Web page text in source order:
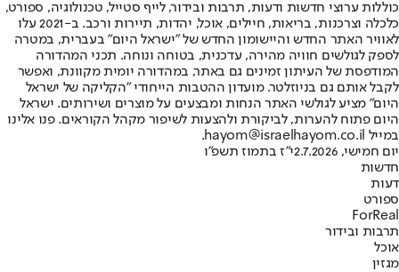
כוללות ערוצי חדשות ודעות, תרבות ובידור, לייף סטייל, טכנולוגיה, ספורט,
כלכלה וצרכנות, בריאות, חיילים, אוכל, יהדות, תיירות ורכב. ב-2021 עלו
לאוויר האתר החדש והיישומון החדש של "ישראל היום" בעברית, במטרה
לספק לגולשים חוויה מהירה, עדכנית, בטוחה ונוחה. תכני המהדורה
המודפסת של העיתון זמינים גם באתר, במהדורה יומית מקוונת, ואפשר
לקבל אותם גם בניוזלטר. מועדון ההטבות הייחודי "הקליקה של ישראל
היום" מציע לגולשי האתר הנחות ומבצעים על מוצרים ושירותים. ישראל
היום פתוח להערות, לביקורת ולהצעות לשיפור מקהל הקוראים. פנו אלינו
במייל hayom@israelhayom.co.il.
יום חמישי, 2.7.2026
י"ז בתמוז תשפ"ו
חדשות
דעות
ספורט
ForReal
תרבות ובידור
אוכל
מגזין